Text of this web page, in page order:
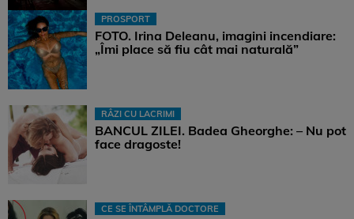
PROSPORT
FOTO. Irina Deleanu, imagini incendiare:
„Îmi place să fiu cât mai naturală”
RÂZI CU LACRIMI
BANCUL ZILEI. Badea Gheorghe: – Nu pot
face dragoste!
CE SE ÎNTÂMPLĂ DOCTORE